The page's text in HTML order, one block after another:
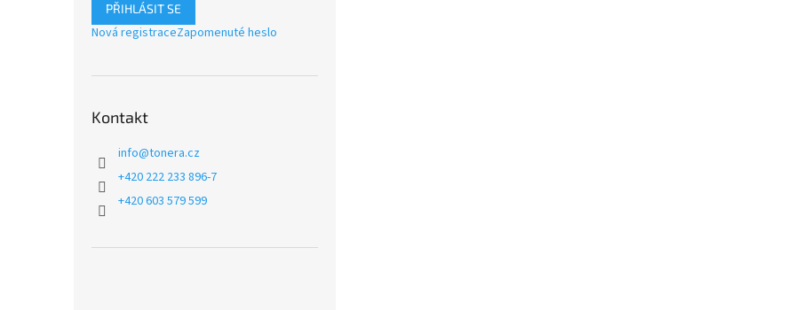
PŘIHLÁSIT SE
Nová registraceZapomenuté heslo
Kontakt
info@tonera.cz
+420 222 233 896-7
+420 603 579 599